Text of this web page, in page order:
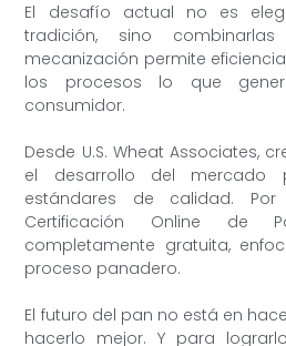
El desafío actual no es
tradición, sino combinarlas
mecanización permite
los procesos lo que
consumidor.
Desde U.S. Wheat Associates,
el desarrollo del mercado
estándares de calidad.
Certificación Online de
completamente gratuita,
proceso panadero.
El futuro del pan no está en
hacerlo mejor. Y para